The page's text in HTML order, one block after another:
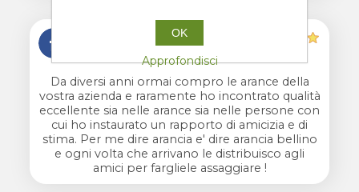
Da diversi anni ormai compro le arance della
vostra azienda e raramente ho incontrato qualità
eccellente sia nelle arance sia nelle persone con
cui ho instaurato un rapporto di amicizia e di
stima. Per me dire arancia e' dire arancia bellino
e ogni volta che arrivano le distribuisco agli
amici per fargliele assaggiare !
OK
Approfondisci